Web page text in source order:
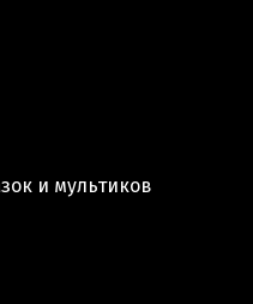
и мультиков